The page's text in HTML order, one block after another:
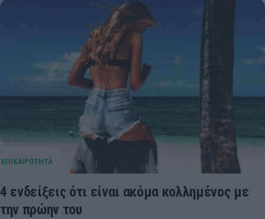
4 ενδείξεις ότι είναι ακόμα κολλημένος με
την πρώην του